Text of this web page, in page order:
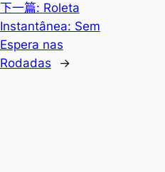
下一篇: Roleta
Instantânea: Sem
Espera nas
Rodadas
→